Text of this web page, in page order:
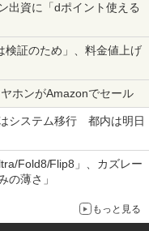
出資に「dポイント使える
検証のため」、料金値上げ
ホンがAmazonでセール
システム移行 都内は明日
Fold8/Flip8」、カズレー
の薄さ」
もっと見る